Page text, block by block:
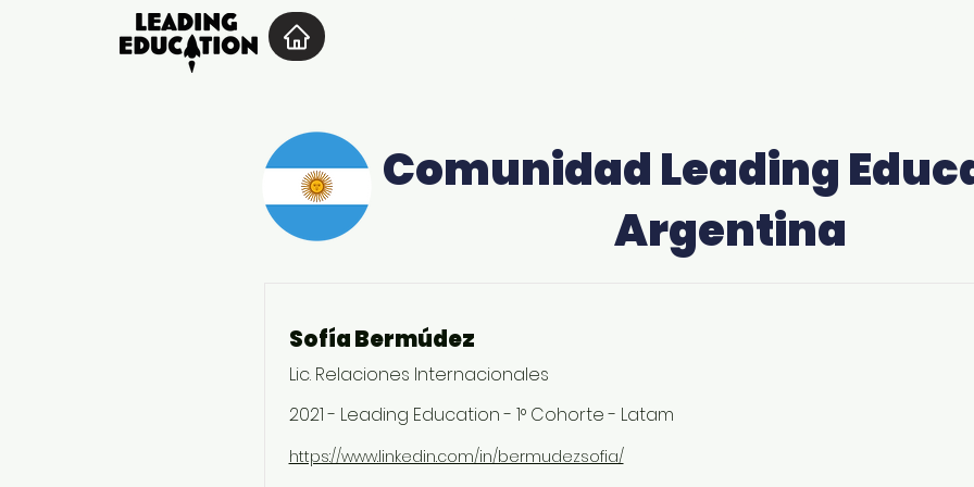
Impacto da Liderança na
Comunidad Leading
Argentina
Sofía Bermúdez
Lic. Relaciones Internacionales
2021 - Leading Education - 1° Cohorte - Latam
https://www.linkedin.com/in/bermudezsofia/